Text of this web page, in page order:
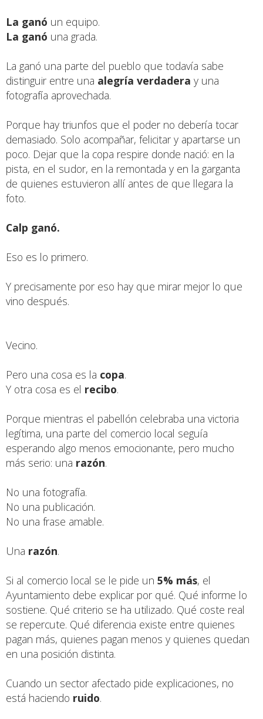
La ganó un equipo.
La ganó una grada.
La ganó una parte del pueblo que todavía sabe
distinguir entre una alegría verdadera y una
fotografía aprovechada.
Porque hay triunfos que el poder no debería tocar
demasiado. Solo acompañar, felicitar y apartarse un
poco. Dejar que la copa respire donde nació: en la
pista, en el sudor, en la remontada y en la garganta
de quienes estuvieron allí antes de que llegara la
foto.
Calp ganó.
Eso es lo primero.
Y precisamente por eso hay que mirar mejor lo que
vino después.
Vecino.
Pero una cosa es la copa.
Y otra cosa es el recibo.
Porque mientras el pabellón celebraba una victoria
legítima, una parte del comercio local seguía
esperando algo menos emocionante, pero mucho
más serio: una razón.
No una fotografía.
No una publicación.
No una frase amable.
Una razón.
Si al comercio local se le pide un 5% más, el
Ayuntamiento debe explicar por qué. Qué informe lo
sostiene. Qué criterio se ha utilizado. Qué coste real
se repercute. Qué diferencia existe entre quienes
pagan más, quienes pagan menos y quienes quedan
en una posición distinta.
Cuando un sector afectado pide explicaciones, no
está haciendo ruido.